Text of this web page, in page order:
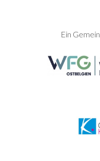
SEITENFUSS
Ein